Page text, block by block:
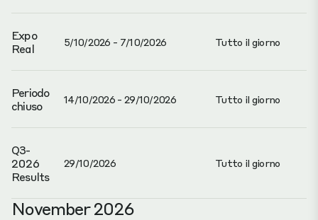
Expo
Real
5/10/2026 - 7/10/2026 Tutto il giorno
Periodo
chiuso
14/10/2026 - 29/10/2026 Tutto il giorno
Q3-
2026
Results
29/10/2026 Tutto il giorno
November 2026